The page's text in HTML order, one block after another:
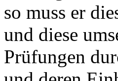
so muss er
und diese
Prüfungen